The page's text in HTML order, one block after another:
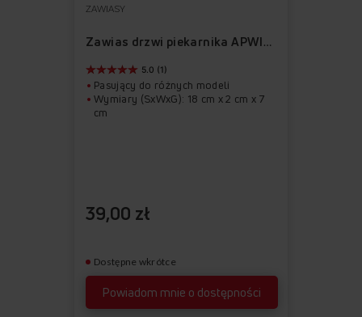
ZAWIASY
Zawias drzwi piekarnika APWI1036
Powiadom mnie o dostępności
5.0 (1)
Pasujący do różnych modeli
Wymiary (SxWxG): 18 cm x 2 cm x 7
cm
39,00 zł
Dostępne wkrótce